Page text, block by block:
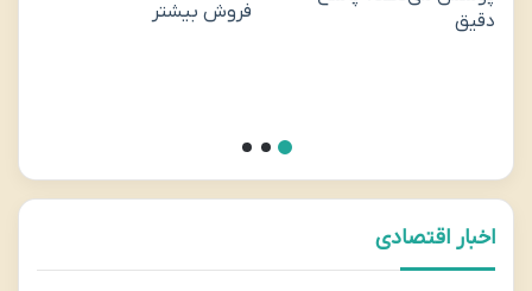
دقیق
فروش بیشتر
اخبار اقتصادی